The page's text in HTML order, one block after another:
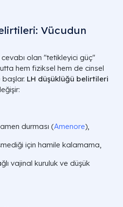
Vücudun
cevabı olan "tetikleyici güç"
hem fiziksel hem de cinsel
LH düşüklüğü belirtileri
durması (Amenore),
için hamile kalamama,
vajinal kuruluk ve düşük